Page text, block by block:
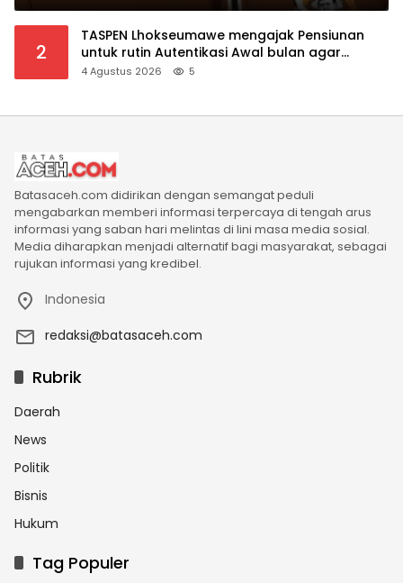
2
TASPEN Lhokseumawe mengajak Pensiunan
untuk rutin Autentikasi Awal bulan agar
Manfaat Pensiun tetap Lancar
4 Agustus 2026 5
Batasaceh.com didirikan dengan semangat peduli
mengabarkan memberi informasi terpercaya di tengah arus
informasi yang saban hari melintas di lini masa media sosial.
Media diharapkan menjadi alternatif bagi masyarakat, sebagai
rujukan informasi yang kredibel.
Indonesia
redaksi@batasaceh.com
Rubrik
Daerah
News
Politik
Bisnis
Hukum
Tag Populer